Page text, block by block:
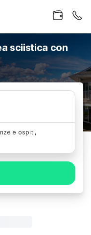
sciistica con
e ospiti,